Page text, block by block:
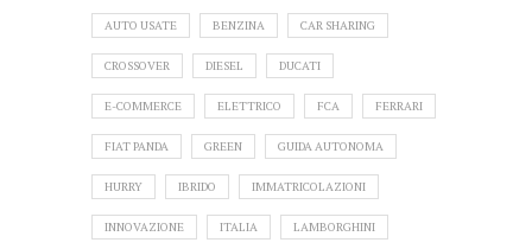
AUTO USATE BENZINA CAR SHARING
CROSSOVER DIESEL DUCATI
E-COMMERCE ELETTRICO FCA FERRARI
FIAT PANDA GREEN GUIDA AUTONOMA
HURRY IBRIDO IMMATRICOLAZIONI
INNOVAZIONE ITALIA LAMBORGHINI